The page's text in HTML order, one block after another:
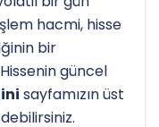
hacmi, hisse
bir
güncel
sayfamızın üst